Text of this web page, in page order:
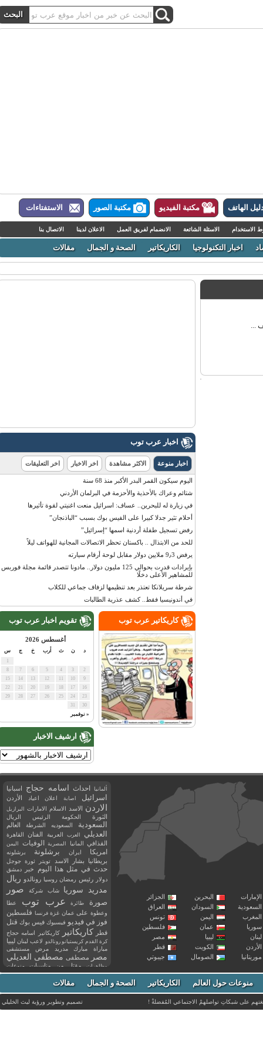
الهاتف مكتبة الفيديو مكتبة الصور الاستفتاءات
الاسئلة الشائعة الانضمام لفريق العمل الاعلان لدينا الاتصال بنا
اخبار التكنولوجيا الكاريكاتير الصحة و الجمال مقالات
اخبار عرب توب
اخبار منوعة الاكثر مشاهدة اخر الاخبار اخر التعليقات
اليوم سيكون القمر البدر الأكبر منذ 68 سنة
شتائم وعراك بالأحذية والأحزمة في البرلمان الأردني
في زيارة له للبحرين.. عساف: اسرائيل منعت اغنيتي لقوة تأثيرها
أحلام تثير جدلا كبيرا على الفيس بوك بسبب “الباذنجان”
رفض تسجيل طفلة أردنية اسمها “إسرائيل”
للحد من الابتذال .. باكستان تحظر الاتصالات المجانية للهواتف ليلاً
يرفض 9٫3 ملايين دولار مقابل لوحة أرقام سيارته
بإيرادات قدرت بحوالي 125 مليون دولار.. مادونا تتصدر قائمة مجلة فوربس
للمشاهير الأعلى دخلًا
شرطة سريلانكا تعتذر بعد تنظيمها لزفاف جماعي للكلاب
في أندونيسيا فقط.. كشف عذرية الطالبات
تقويم اخبار عرب توب
أغسطس 2026
أرب س
« نوفمبر
ارشيف الاخبار
كاريكاتير عرب توب
البحرين
الجزائر
السودان
العراق
اليمن
تونس
عمان
فلسطين
ليبيا
مصر
الكويت
قطر
الصومال جيبوتي
ألمانيا احداث اسامه حجاج اسبانيا
اسرائيل اصابة اعلان اعياد الأردن
الاردن الاسد الاسلام الامارات البرازيل
الثورة الحكومة الرئيس الريال
السعودية السعوديه الشرطة العالم
العديلي العرب العربية الفنان القاهرة
القذافي المانيا المصرية الوفيات اليمن
امريكا ايران برشلونة برشلونه
بريطانيا بشار الاسد تويتر ثورة جوجل
حدث في مثل هذا اليوم خبر دمشق
دولار رئيس رمضان روسيا رونالدو ريال
مدريد
سوريا شاب شركة صور
صورة طائرة عرب توب
عطا
وعطوة على عمان غزة فرنسا فلسطين
فوز في فيديو فيسبوك فيس بوك قتل
قطر كاريكاتير كاريكاتير اسامه حجاج
كرة القدم كريستيانو رونالدو لاعب لبنان ليبيا
مباراة مبارك مدريد مرض مستشفى
مصر مصطفى مصطفى العديلي
مظاهرات مقتل من مناسبات
منوعات
مواليد
موت ميسي ميلان نادي نشر
وفاة وفيات يوتيوب منوعات حول العالم الكاريكاتير الصحة و الجمال مقالات
على شبكاتِ تواصلهمْ الاجتماعي المُفضلةْ ! تصميم وتطوير ورؤيةليث الخليلي